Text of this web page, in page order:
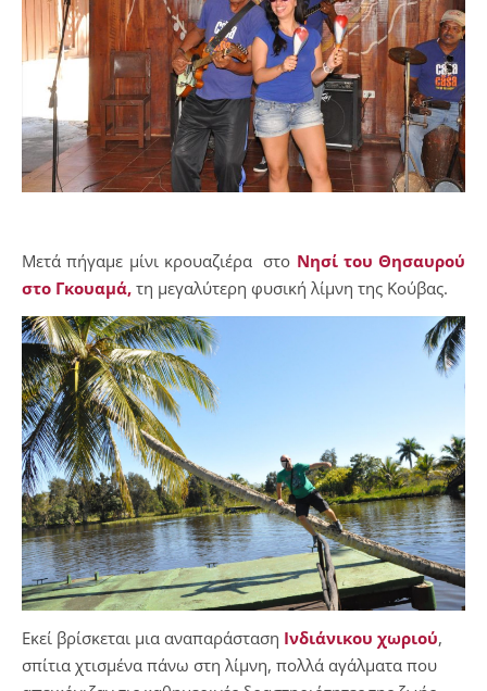
Μετά πήγαμε μίνι κρουαζιέρα στο Νησί του Θησαυρού
στο Γκουαμά, τη μεγαλύτερη φυσική λίμνη της Κούβας.
Εκεί βρίσκεται μια αναπαράσταση Ινδιάνικου χωριού,
σπίτια χτισμένα πάνω στη λίμνη, πολλά αγάλματα που